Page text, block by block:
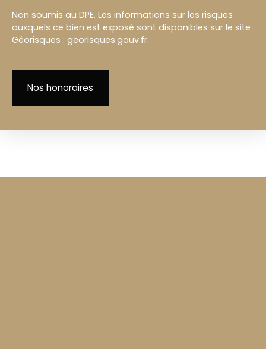
Non soumis au DPE. Les informations sur les risques
auxquels ce bien est exposé sont disponibles sur le site
Géorisques : georisques.gouv.fr.
Nos honoraires